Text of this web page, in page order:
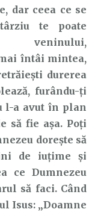
dar ceea ce se
te poate
veninului,
întâi mintea,
durerea
furându-ți
l-a avut în plan
să fie așa. Poți
dorește să
de iuțime și
ce Dumnezeu
să faci. Când
Isus: „Doamne